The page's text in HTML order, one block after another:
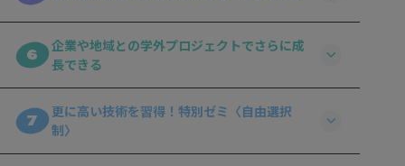
6
企業や地域との学外プロジェクトでさらに成
長できる
7
更に高い技術を習得！特別ゼミ〈自由選択
制〉